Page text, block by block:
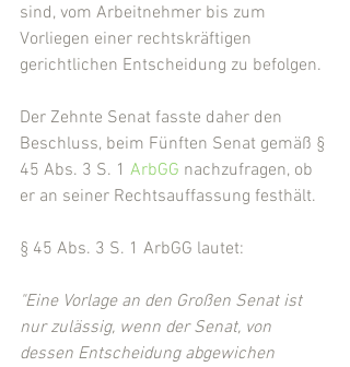
sind, vom Arbeitnehmer bis zum
Vorliegen einer rechtskräftigen
gerichtlichen Entscheidung zu befolgen.
Der Zehnte Senat fasste daher den
Beschluss, beim Fünften Senat gemäß §
45 Abs. 3 S. 1 ArbGG nachzufragen, ob
er an seiner Rechtsauffassung festhält.
§ 45 Abs. 3 S. 1 ArbGG lautet:
"Eine Vorlage an den Großen Senat ist
nur zulässig, wenn der Senat, von
dessen Entscheidung abgewichen